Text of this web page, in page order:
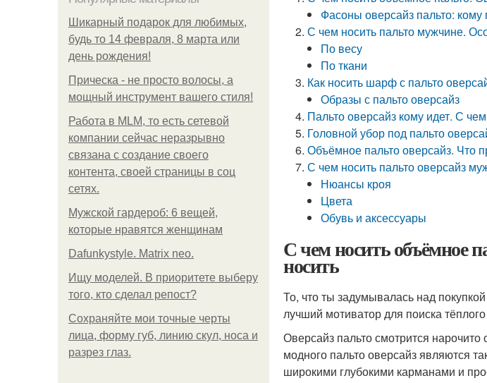
Шикарный подарок для любимых,
будь то 14 февраля, 8 марта или
день рождения!
Прическа - не просто волосы, а
мощный инструмент вашего стиля!
Работа в MLM, то есть сетевой
компании сейчас неразрывно
связана с создание своего
контента, своей страницы в соц
сетях.
Мужской гардероб: 6 вещей,
которые нравятся женщинам
Dafunkystyle. Matrix neo.
Ищу моделей. В приоритете выберу
того, кто сделал репост?
Сохраняйте мои точные черты
лица, форму губ, линию скул, носа и
разрез глаз.
Фасоны оверсайз пальто: кому
С чем носить пальто мужчине.
По весу
По ткани
Как носить шарф с пальто
Образы с пальто оверсайз
Пальто оверсайз кому идет. С
Головной убор под пальто
Объёмное пальто оверсайз. Что
С чем носить пальто оверсайз
Нюансы кроя
Цвета
Обувь и аксессуары
С чем носить объёмное
носить
То, что ты задумывалась над
лучший мотиватор для поиска
Оверсайз пальто смотрится
модного пальто оверсайз являются
широкими глубокими карманами и